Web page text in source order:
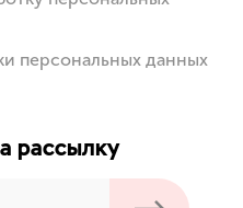
персональных данных
рассылку